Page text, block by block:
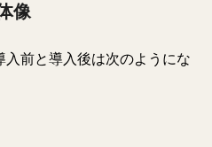
像
前と導入後は次のようにな